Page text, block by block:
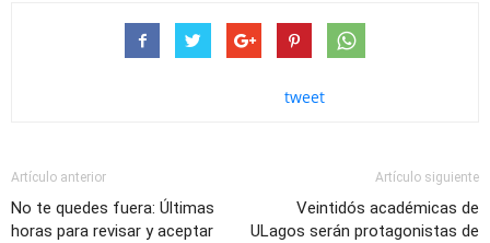
tweet
Artículo anterior
No te quedes fuera: Últimas
horas para revisar y aceptar
Artículo siguiente
Veintidós académicas de
ULagos serán protagonistas de